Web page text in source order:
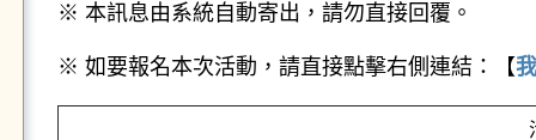
※ 本訊息由系統自動寄出，請勿直接回覆。
※ 如要報名本次活動，請直接點擊右側連結：【